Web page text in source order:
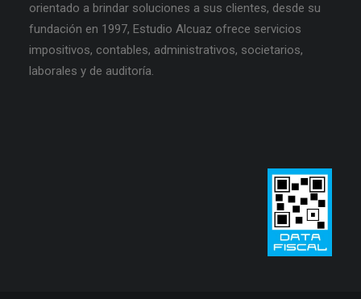
orientado a brindar soluciones a sus clientes, desde su
fundación en 1997, Estudio Alcuaz ofrece servicios
impositivos, contables, administrativos, societarios,
laborales y de auditoría.